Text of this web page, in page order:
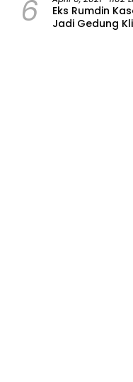
6
Eks Rumdin
Jadi Gedung